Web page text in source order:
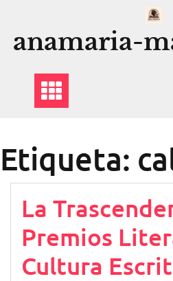
contenido
anamaria-
Etiqueta:
La
Premios
Cultura